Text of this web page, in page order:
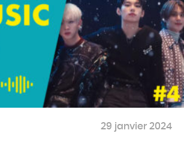
29 janvier 2024